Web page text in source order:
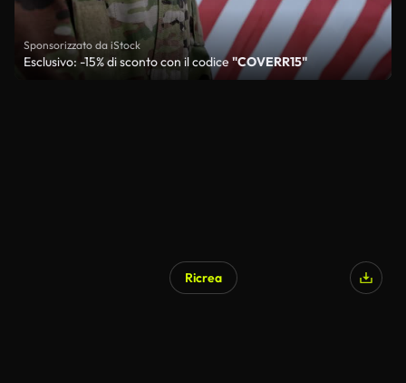
Sponsorizzato da iStock
Esclusivo: -15% di sconto con il codice "COVERR15"
Ricrea